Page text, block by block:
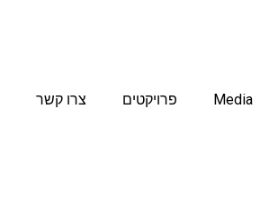
Media פרויקטים צרו קשר